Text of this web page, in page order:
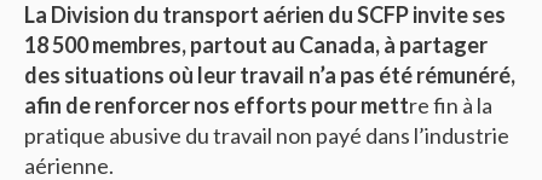
La Division du transport aérien du SCFP invite ses
18 500 membres, partout au Canada, à partager
des situations où leur travail n’a pas été rémunéré,
afin de renforcer nos efforts pour mettre fin à la
pratique abusive du travail non payé dans l’industrie
aérienne.